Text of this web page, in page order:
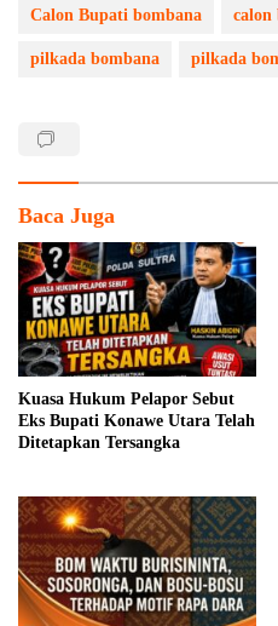
Calon Bupati bombana calon
pilkada bombana pilkada
Baca Juga
Kuasa Hukum Pelapor Sebut
Eks Bupati Konawe Utara Telah
Ditetapkan Tersangka